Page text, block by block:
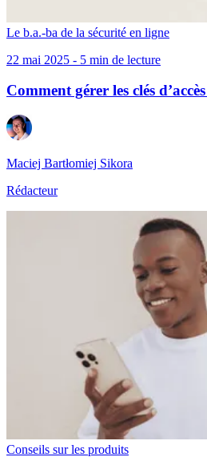
Le b.a.-ba de la sécurité en ligne
22 mai 2025 - 5 min de lecture
Comment gérer les clés
Maciej Bartłomiej Sikora
Rédacteur
Conseils sur les produits